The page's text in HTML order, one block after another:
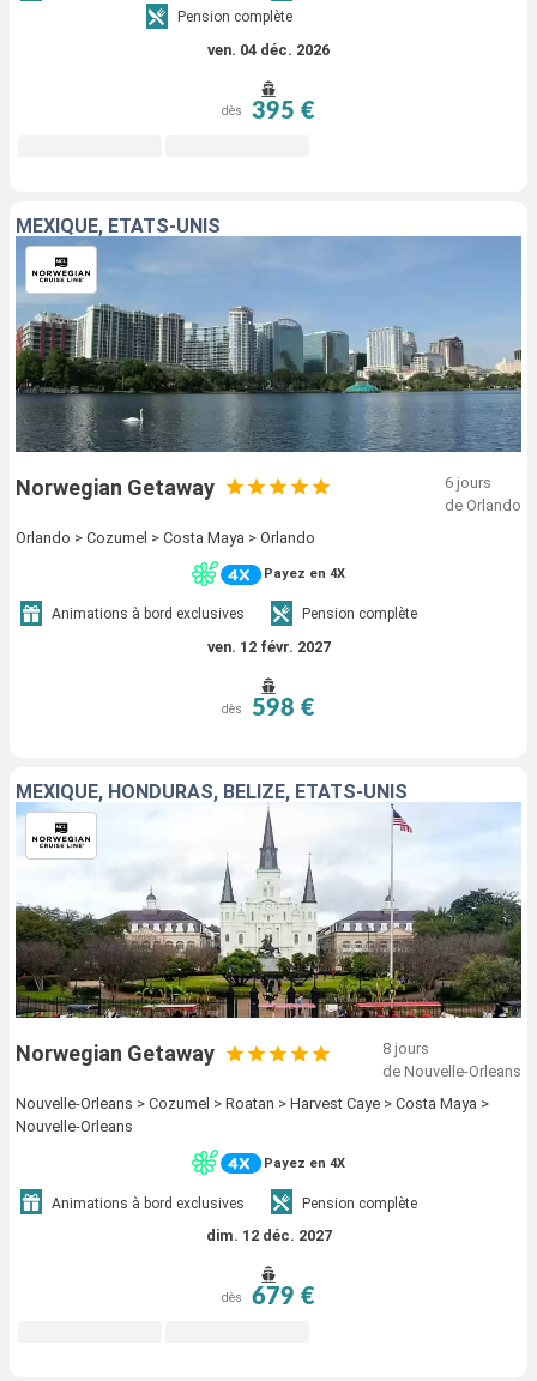
Pension complète
ven. 04 déc. 2026
dès 395 €
MEXIQUE, ÉTATS-UNIS
Norwegian Getaway
6 jours
de Orlando
Orlando > Cozumel > Costa Maya > Orlando
Payez en 4X
Animations à bord exclusives Pension complète
ven. 12 févr. 2027
dès 598 €
MEXIQUE, HONDURAS, BELIZE, ÉTATS-UNIS
Norwegian Getaway
8 jours
de Nouvelle-Orleans
Nouvelle-Orleans > Cozumel > Roatan > Harvest Caye > Costa Maya >
Nouvelle-Orleans
Payez en 4X
Animations à bord exclusives Pension complète
dim. 12 déc. 2027
dès 679 €